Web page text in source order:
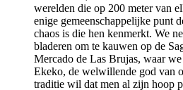
werelden die op 200 meter van
enige gemeenschappelijke punt
chaos is die hen kenmerkt. We
bladeren om te kauwen op de
Mercado de Las Brujas, waar
Ekeko, de welwillende god van
traditie wil dat men al zijn hoop